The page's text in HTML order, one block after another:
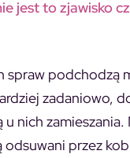
jest to zjawisko
spraw podchodzą
zadaniowo,
nich zamieszania.
przez